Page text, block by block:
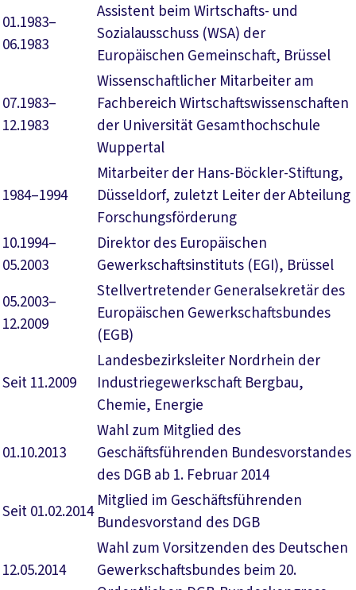
01.1983–
06.1983
Assistent beim Wirtschafts- und
Sozialausschuss (WSA) der
Europäischen Gemeinschaft, Brüssel
07.1983–
12.1983
Wissenschaftlicher Mitarbeiter am
Fachbereich Wirtschaftswissenschaften
der Universität Gesamthochschule
Wuppertal
1984–1994
Mitarbeiter der Hans-Böckler-Stiftung,
Düsseldorf, zuletzt Leiter der Abteilung
Forschungsförderung
10.1994–
05.2003
Direktor des Europäischen
Gewerkschaftsinstituts (EGI), Brüssel
05.2003–
12.2009
Stellvertretender Generalsekretär des
Europäischen Gewerkschaftsbundes
(EGB)
Seit 11.2009
Landesbezirksleiter Nordrhein der
Industriegewerkschaft Bergbau,
Chemie, Energie
01.10.2013
Wahl zum Mitglied des
Geschäftsführenden Bundesvorstandes
des DGB ab 1. Februar 2014
Seit 01.02.2014
Mitglied im Geschäftsführenden
Bundesvorstand des DGB
12.05.2014
Wahl zum Vorsitzenden des Deutschen
Gewerkschaftsbundes beim 20.